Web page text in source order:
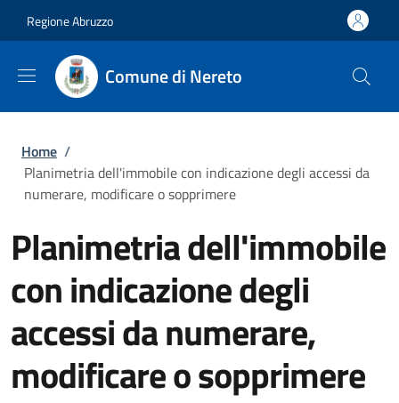
Regione Abruzzo
Comune di Nereto
Briciole di pane
Home /
Planimetria dell'immobile con indicazione degli accessi da
numerare, modificare o sopprimere
Planimetria dell'immobile
con indicazione degli
accessi da numerare,
modificare o sopprimere